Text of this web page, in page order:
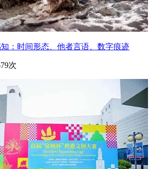
：时间形态、他者言语、数字痕迹
次